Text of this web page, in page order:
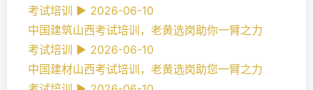
考试培训 ► 2026-06-10
中国建筑山西考试培训，老黄选岗助你一臂之力
考试培训 ► 2026-06-10
中国建材山西考试培训，老黄选岗助您一臂之力